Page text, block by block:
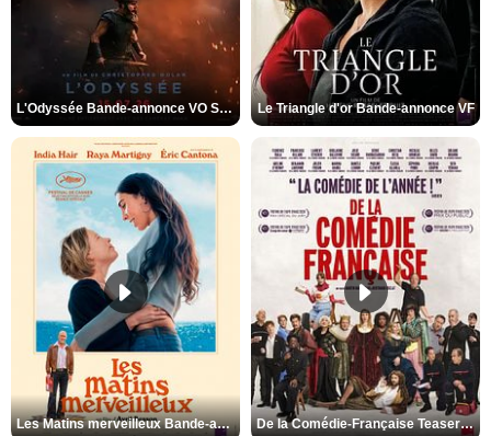
L'Odyssée Bande-annonce VO STFR Le Triangle d'or Bande-annonce VF
Les Matins merveilleux Bande-annonce VF De la Comédie-Française Teaser VF